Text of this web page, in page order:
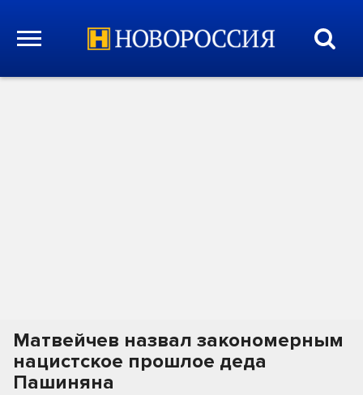
Матвейчев назвал закономерным
нацистское прошлое деда
Пашиняна